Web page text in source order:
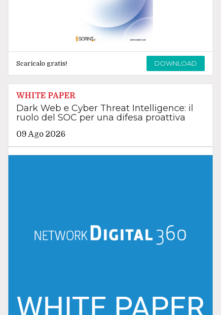
Scaricalo gratis! DOWNLOAD
WHITE PAPER
Dark Web e Cyber Threat Intelligence: il
ruolo del SOC per una difesa proattiva
09 Ago 2026